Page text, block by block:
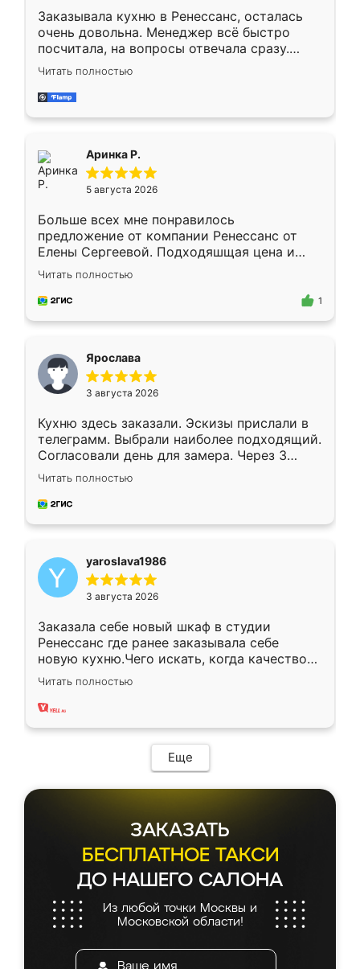
Заказывала кухню в Ренессанс, осталась
очень довольна. Менеджер всё быстро
посчитала, на вопросы отвечала сразу.
Замерщик приехал в субботу, подошёл к
делу со всей ответственностью. Собрали
за день, ребята работали аккуратно, даже
Читать полностью
Аринка Р.
5 августа 2026
Больше всех мне понравилось
предложение от компании Ренессанс от
Елены Сергеевой. Подходяшщая цена и
короткие сроки изготовления. Приехавший
для замера сотрудник Владислав
предложил по моему эскизу самый
Читать полностью
1
Ярослава
3 августа 2026
Кухню здесь заказали. Эскизы прислали в
телеграмм. Выбрали наиболее подходящий.
Согласовали день для замера. Через 3
недели кухня была уже готова. Остались
довольны работой. Спасибо Ренессанс
мебель за качественную работу!
Читать полностью
yaroslava1986
3 августа 2026
Заказала себе новый шкаф в студии
Ренессанс где ранее заказывала себе
новую кухню.Чего искать, когда качеством
вполне довольна. Служит кухня уже почти
два года, нареканий нет.
Читать полностью
Еще
ЗАКАЗАТЬ
БЕСПЛАТНОЕ ТАКСИ
ДО НАШЕГО САЛОНА
Из любой точки Москвы и
Московской области!